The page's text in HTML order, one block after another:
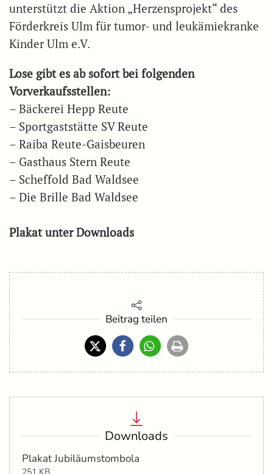
unterstützt die Aktion „Herzensprojekt“ des
Förderkreis Ulm für tumor- und leukämiekranke
Kinder Ulm e.V.
Lose gibt es ab sofort bei folgenden
Vorverkaufsstellen:
– Bäckerei Hepp Reute
– Sportgaststätte SV Reute
– Raiba Reute-Gaisbeuren
– Gasthaus Stern Reute
– Scheffold Bad Waldsee
– Die Brille Bad Waldsee
Plakat unter Downloads
Beitrag teilen
Downloads
Plakat Jubiläumstombola
251 KB